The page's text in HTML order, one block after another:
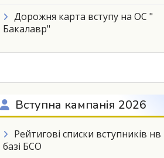
Дорожня карта вступу на ОС "
Бакалавр"
Вступна кампанія 2026
Рейтигові списки вступників нв
базі БСО